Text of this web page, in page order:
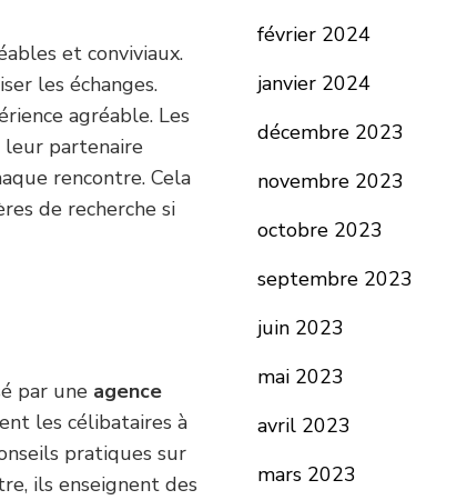
et conviviaux.
les échanges.
agréable. Les
leur partenaire
rencontre. Cela
de recherche si
par une agence
les célibataires à
pratiques sur
ils enseignent des
février 2024
janvier 2024
décembre 2023
novembre 2023
octobre 2023
septembre 2023
juin 2023
mai 2023
avril 2023
mars 2023